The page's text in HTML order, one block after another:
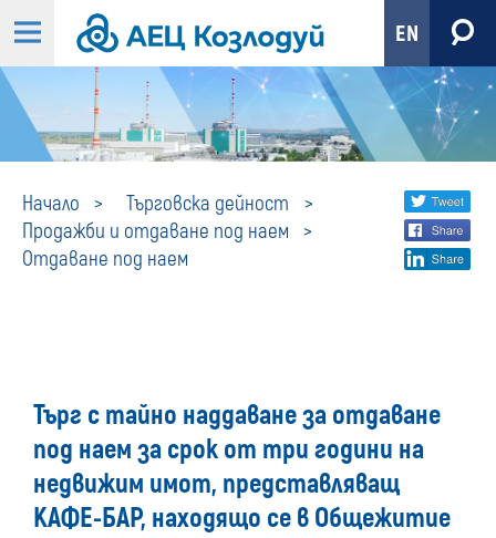
EN
Начало
Търговска дейност
Продажби и отдаване под наем
Отдаване под наем
ОтдаванеShare
social
Търг с тайно наддаване за отдаване
под наем за срок от три години на
недвижим имот, представляващ
КАФЕ-БАР, находящо се в Общежитие